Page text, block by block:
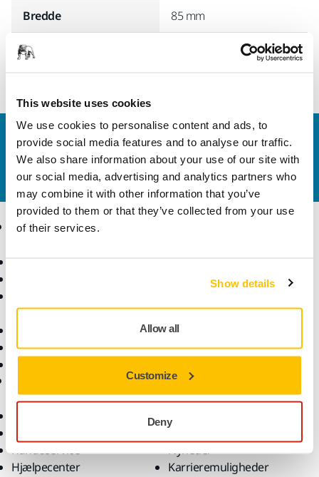
This website uses cookies
We use cookies to personalise content and ads, to
provide social media features and to analyse our traffic.
We also share information about your use of our site with
our social media, advertising and analytics partners who
may combine it with other information that you’ve
provided to them or that they’ve collected from your use
of their services.
Show details
Allow all
Customize
Deny
Bredde 85 mm
Kontakt os
Vil du gerne vide mere?Kontakt os,så vil vores
ekspertsupportteam besvare dine spørgsmål.
Produkter
polermidler
Tilbehør og forbrugsvarer
Superslibematerialer
Anvendelsesformål
Kundeservice
Hjælpecenter
Virksomhed
Kontakt os
Nyheder
Karrieremuligheder